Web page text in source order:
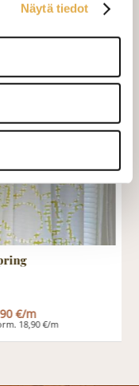
Näytä tiedot
ota
€/m
18,90 €/m